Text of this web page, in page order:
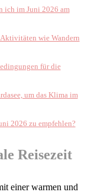
ich im Juni 2026 am
wie Wandern
für die
um das Klima im
2026 zu empfehlen?
Reisezeit
einer warmen und